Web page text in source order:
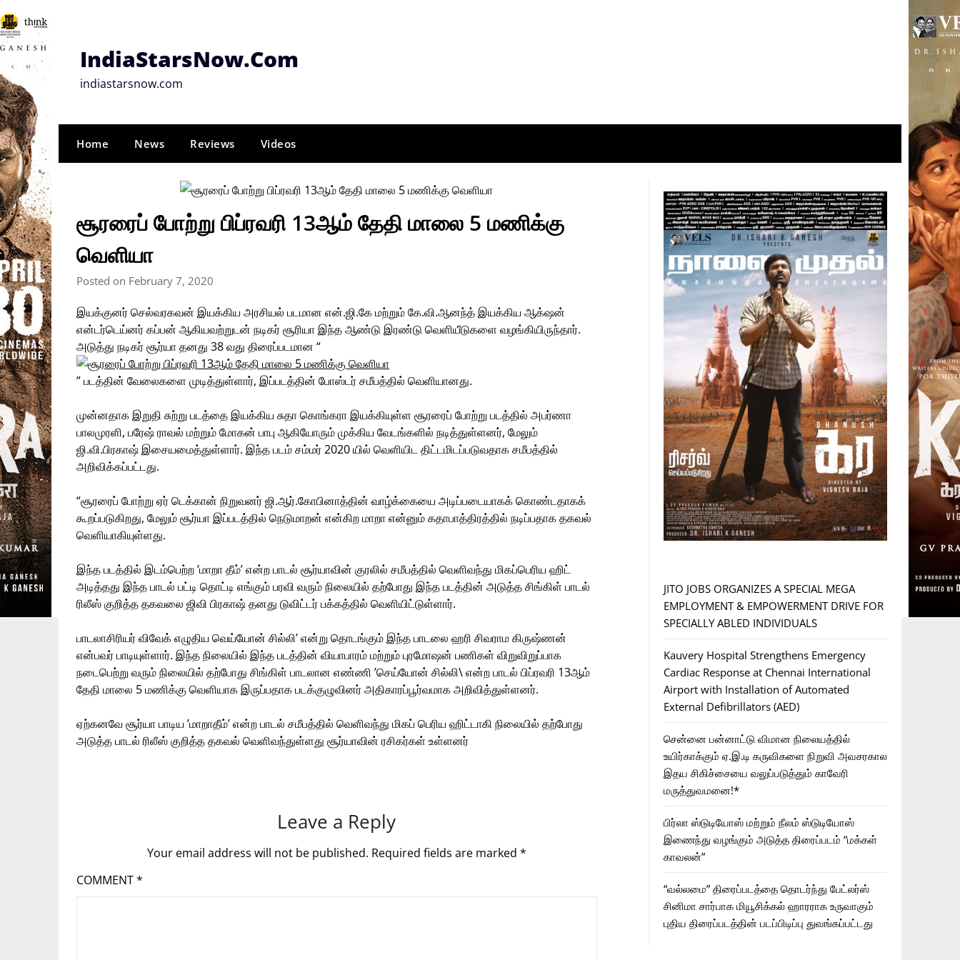
Skip
to
content
IndiaStarsNow.Com
indiastarsnow.com
Home News Reviews Videos
சூரரைப் போற்று பிப்ரவரி 13ஆம் தேதி மாலை 5 மணிக்கு
வெளியா
Posted on February 7, 2020
இயக்குனர் செல்வரகவன் இயக்கிய அரசியல் படமான என்.ஜி.கே மற்றும் கே.வி.ஆனந்த் இயக்கிய ஆக்‌ஷன்
என்டர்டெய்னர் கப்பன் ஆகியவற்றுடன் நடிகர் சூரியா இந்த ஆண்டு இரண்டு வெளியீடுகளை வழங்கியிருந்தார்.
அடுத்து நடிகர் சூர்யா தனது 38 வது திரைப்படமான “
” படத்தின் வேலைகளை முடித்துள்ளார், இப்படத்தின் போஸ்டர் சமீபத்தில் வெளியானது.
முன்னதாக இறுதி சுற்று படத்தை இயக்கிய சுதா கொங்கரா இயக்கியுள்ள சூரரைப் போற்று படத்தில் அபர்ணா
பாலமுரளி, பரேஷ் ராவல் மற்றும் மோகன் பாபு ஆகியோரும் முக்கிய வேடங்களில் நடித்துள்ளனர், மேலும்
ஜி.வி.பிரகாஷ் இசையமைத்துள்ளார். இந்த படம் சம்மர் 2020 யில் வெளியிட திட்டமிடப்படுவதாக சமீபத்தில்
அறிவிக்கப்பட்டது.
“சூரரைப் போற்று ஏர் டெக்கான் நிறுவனர் ஜி.ஆர்.கோபினாத்தின் வாழ்க்கையை அடிப்படையாகக் கொண்டதாகக்
கூறப்படுகிறது, மேலும் சூர்யா இப்படத்தில் நெடுமாறன் என்கிற மாறா என்னும் கதாபாத்திரத்தில் நடிப்பதாக தகவல்
வெளியாகியுள்ளது.
இந்த படத்தில் இடம்பெற்ற ’மாறா தீம்’ என்ற பாடல் சூர்யாவின் குரலில் சமீபத்தில் வெளிவந்து மிகப்பெரிய ஹிட்
அடித்தது இந்த பாடல் பட்டி தொட்டி எங்கும் பரவி வரும் நிலையில் தற்போது இந்த படத்தின் அடுத்த சிங்கிள் பாடல்
ரிலீஸ் குறித்த தகவலை ஜிவி பிரகாஷ் தனது டுவிட்டர் பக்கத்தில் வெளியிட்டுள்ளார்.
பாடலாசிரியர் விவேக் எழுதிய வெய்யோன் சில்லி’ என்று தொடங்கும் இந்த பாடலை ஹரி சிவராம கிருஷ்ணன்
என்பவர் பாடியுள்ளார். இந்த நிலையில் இந்த படத்தின் வியாபாரம் மற்றும் புரமோஷன் பணிகள் விறுவிறுப்பாக
நடைபெற்று வரும் நிலையில் தற்போது சிங்கிள் பாடலான எண்ணி ’செய்யோன் சில்லி\ என்ற பாடல் பிப்ரவரி 13ஆம்
தேதி மாலை 5 மணிக்கு வெளியாக இருப்பதாக படக்குழுவினர் அதிகாரப்பூர்வமாக அறிவித்துள்ளனர்.
ஏற்கனவே சூர்யா பாடிய ’மாறாதீம்’ என்ற பாடல் சமீபத்தில் வெளிவந்து மிகப் பெரிய ஹிட்டாகி நிலையில் தற்போது
அடுத்த பாடல் ரிலீஸ் குறித்த தகவல் வெளிவந்துள்ளது சூர்யாவின் ரசிகர்கள் உள்ளனர்
Leave a Reply
Your email address will not be published. Required fields are marked *
COMMENT*
JITO JOBS ORGANIZES A SPECIAL MEGA
EMPLOYMENT & EMPOWERMENT DRIVE FOR
SPECIALLY ABLED INDIVIDUALS
Kauvery Hospital Strengthens Emergency
Cardiac Response at Chennai International
Airport with Installation of Automated
External Defibrillators (AED)
சென்னை பன்னாட்டு விமான நிலையத்தில்
உயிர்காக்கும் ஏ.இ.டி கருவிகளை நிறுவி அவசரகால
இதய சிகிச்சையை வலுப்படுத்தும் காவேரி
மருத்துவமனை!*
பிர்லா ஸ்டுடியோஸ் மற்றும் நீலம் ஸ்டுடியோஸ்
இணைந்து வழங்கும் அடுத்த திரைப்படம் “மக்கள்
காவலன்”
“வல்லமை” திரைப்படத்தை தொடர்ந்து பேட்லர்ஸ்
சினிமா சார்பாக மியூசிக்கல் ஹாரராக உருவாகும்
புதிய திரைப்படத்தின் படப்பிடிப்பு துவங்கப்பட்டது